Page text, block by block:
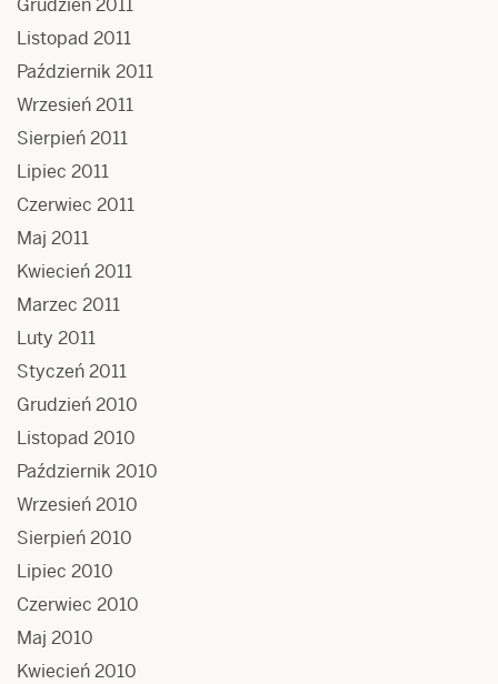
Listopad 2011
Październik 2011
Wrzesień 2011
Sierpień 2011
Lipiec 2011
Czerwiec 2011
Maj 2011
Kwiecień 2011
Marzec 2011
Luty 2011
Styczeń 2011
Grudzień 2010
Listopad 2010
Październik 2010
Wrzesień 2010
Sierpień 2010
Lipiec 2010
Czerwiec 2010
Maj 2010
Kwiecień 2010